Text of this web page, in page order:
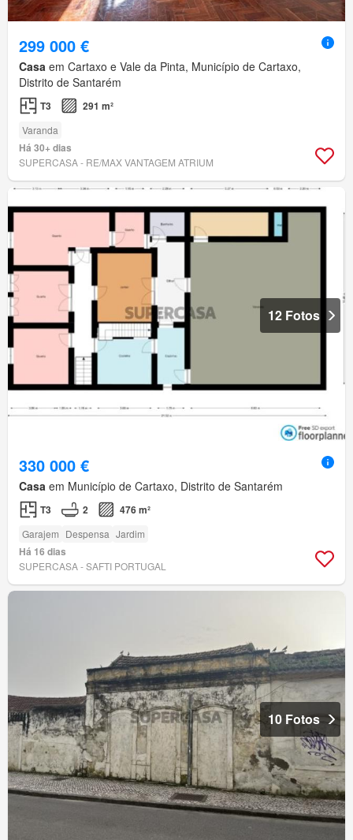
299 000 €
Casa em Cartaxo e Vale da Pinta, Município de Cartaxo,
Distrito de Santarém
T3 291 m²
Varanda
Há 30+ dias
SUPERCASA - RE/MAX VANTAGEM ATRIUM
12 Fotos
330 000 €
Casa em Município de Cartaxo, Distrito de Santarém
T3 2 476 m²
Garajem Despensa Jardim
Há 16 dias
SUPERCASA - SAFTI PORTUGAL
10 Fotos